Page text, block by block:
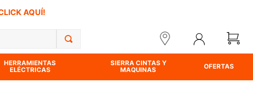
AQUÍ!
HERRAMIENTAS
ELÉCTRICAS
SIERRA CINTAS Y
MAQUINAS
OFERTAS